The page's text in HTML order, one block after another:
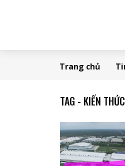
Trang chủ
TAG - KIẾN